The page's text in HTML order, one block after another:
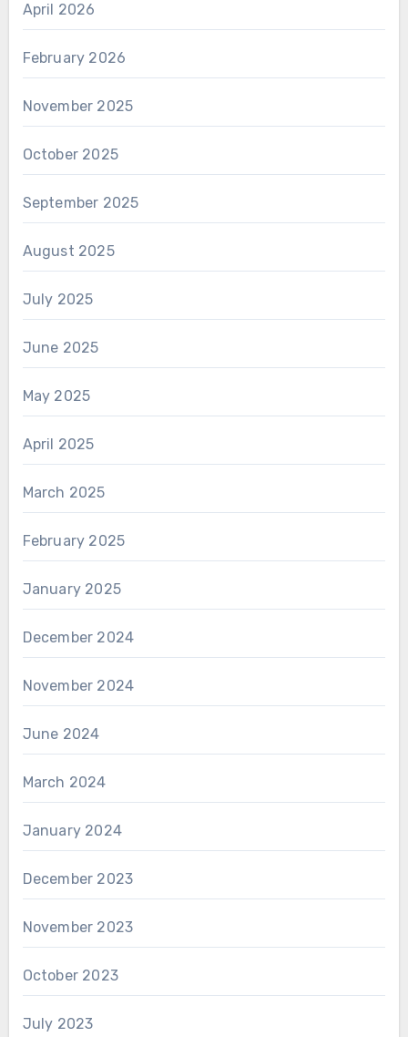
April 2026
February 2026
November 2025
October 2025
September 2025
August 2025
July 2025
June 2025
May 2025
April 2025
March 2025
February 2025
January 2025
December 2024
November 2024
June 2024
March 2024
January 2024
December 2023
November 2023
October 2023
July 2023